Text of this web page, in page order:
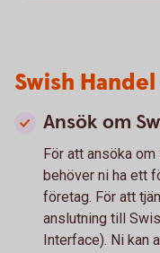
Swish
Ansök om
För att ansöka
behöver ni ha ett
företag. För att
anslutning till
Interface). Ni kan